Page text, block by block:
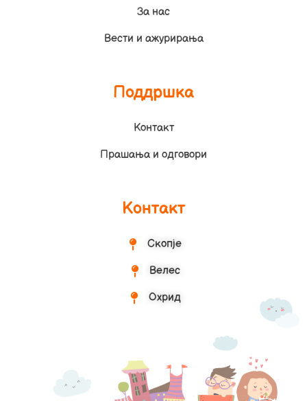
За нас
Вести и ажурирања
Поддршка
Контакт
Прашања и одговори
Контакт
Скопје
Велес
Охрид